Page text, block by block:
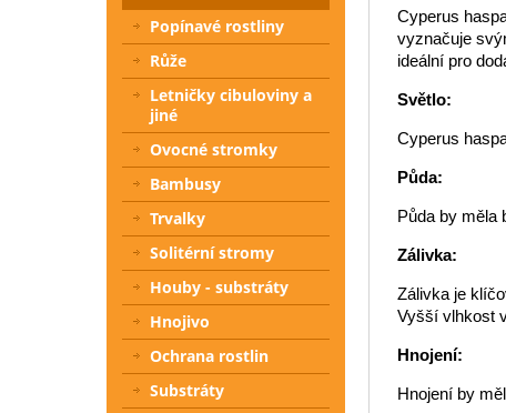
Cyperus
vyznačuje
ideální pro
Světlo:
Cyperus
Půda:
Půda by měla
Zálivka:
Zálivka je
Vyšší vlhkost
Hnojení:
Hnojení by
Popínavé rostliny
Růže
Letničky cibuloviny a
jiné
Ovocné stromky
Bambusy
Trvalky
Solitérní stromy
Houby - substráty
Hnojivo
Ochrana rostlin
Substráty